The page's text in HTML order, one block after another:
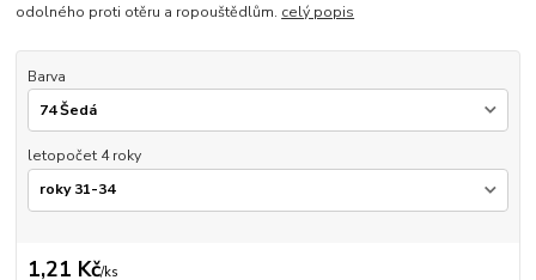
odolného proti otěru a ropouštědlům. celý popis
Barva
letopočet 4 roky
1,21 Kč/ks